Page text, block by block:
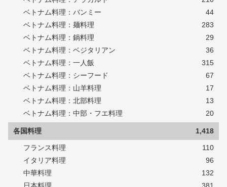
ベトナム料理：バンミー
44
ベトナム料理：麺料理
283
ベトナム料理：鍋料理
29
ベトナム料理：ベジタリアン
36
ベトナム料理：一人飯
315
ベトナム料理：シーフード
67
ベトナム料理：山羊料理
17
ベトナム料理：北部料理
13
ベトナム料理：中部・フエ料理
20
各国料理 1,418
フランス料理
110
イタリア料理
96
中華料理
132